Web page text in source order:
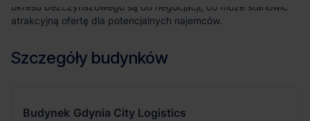
okresu bezczynszowego są do negocjacji, co może stanowić
atrakcyjną ofertę dla potencjalnych najemców.
Szczegóły budynków
Budynek Gdynia City Logistics